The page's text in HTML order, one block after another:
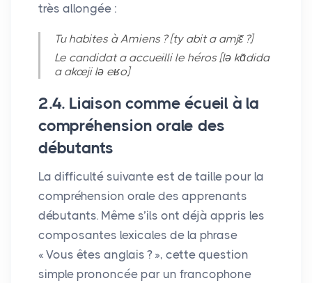
très allongée :
Tu habites à Amiens ? [ty abit a amjɛ̃ ?]
Le candidat a accueilli le héros [lə kɑ̃dida
a akœji lə eʁo]
2.4. Liaison comme écueil à la
compréhension orale des
débutants
La difficulté suivante est de taille pour la
compréhension orale des apprenants
débutants. Même s’ils ont déjà appris les
composantes lexicales de la phrase
« Vous êtes anglais ? », cette question
simple prononcée par un francophone